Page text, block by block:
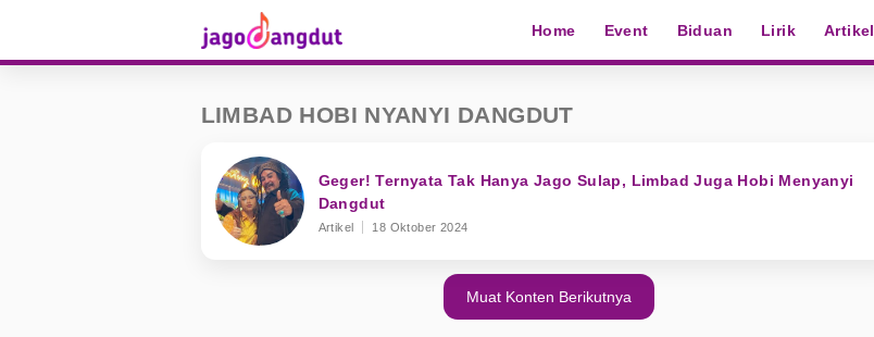
Home Event Biduan Lirik Artikel
LIMBAD HOBI NYANYI DANGDUT
Geger! Ternyata Tak Hanya Jago Sulap, Limbad Juga Hobi Menyanyi
Dangdut
Artikel 18 Oktober 2024
Muat Konten Berikutnya